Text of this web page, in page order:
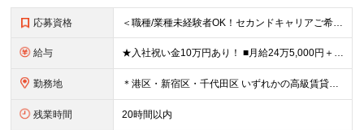
応募資格 ＜職種/業種未経験者OK！セカンドキャリアご希望の方も大歓迎！＞ ■高卒以上 ■英語が好きな方・抵抗がない方 ■60歳未満の方(定年年齢による理由) ＜面接は相互理解を大切にしています＞ 緊張して上
給与 ★入社祝い金10万円あり！ ■月給24万5,000円＋賞与年2回(2カ月/2025年実績)＋時間外手当＋資格手当＋交通費 ※一律英会話手当（2万円）を含みます ※給与は経験・能力等を考慮して決定し
勤務地 ＊港区・新宿区・千代田区 いずれかの高級賃貸マンションにて勤務 ◇港区南麻布エリア ◇新宿区エリア ◇千代田区エリア ★竣工するマンション（南青山）でのオープニング募集もあります！ 【本社】 東
残業時間 20時間以内